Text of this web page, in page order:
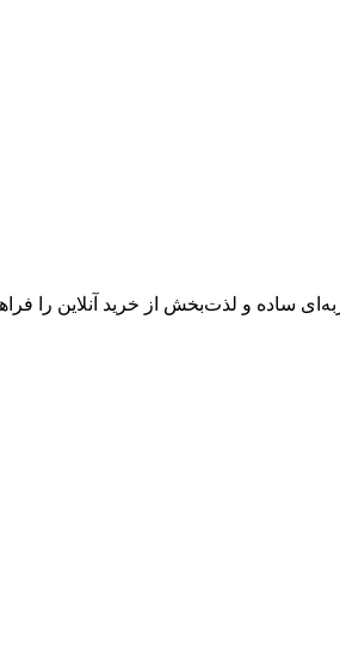
ساده و لذت‌بخش از خرید آنلاین را